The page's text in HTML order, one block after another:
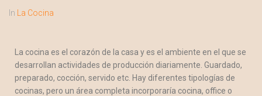
In La Cocina
La cocina es el corazón de la casa y es el ambiente en el que se
desarrollan actividades de producción diariamente. Guardado,
preparado, cocción, servido etc. Hay diferentes tipologías de
cocinas, pero un área completa incorporaría cocina, office o